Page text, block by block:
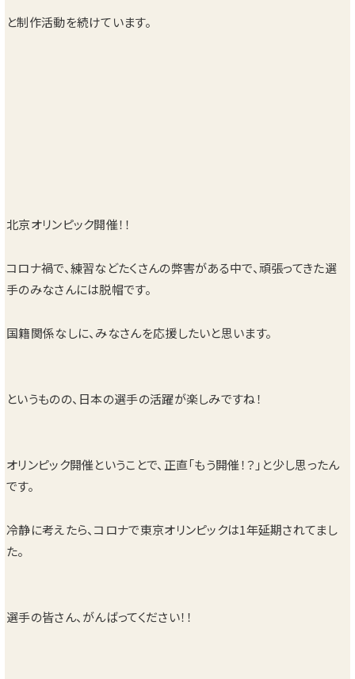
と制作活動を続けています。
北京オリンピック開催！！
コロナ禍で、練習などたくさんの弊害がある中で、頑張ってきた選
手のみなさんには脱帽です。
国籍関係なしに、みなさんを応援したいと思います。
というものの、日本の選手の活躍が楽しみですね！
オリンピック開催ということで、正直「もう開催！？」と少し思ったん
です。
冷静に考えたら、コロナで東京オリンピックは1年延期されてまし
た。
選手の皆さん、がんばってください！！